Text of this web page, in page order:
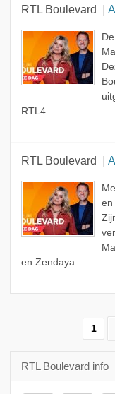
RTL Boulevard
RTL4.
RTL Boulevard
en
en Zendaya...
1
RTL Boulevard info